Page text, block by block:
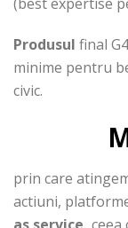
Produsul final
minime pentru
civic.
prin care
actiuni,